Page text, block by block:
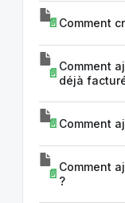
Comment
Comment
déjà
Comment
Comment
?